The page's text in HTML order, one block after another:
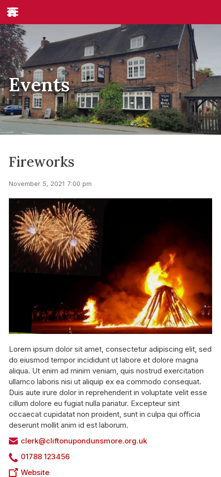
Events
Fireworks
November 5, 2021 7:00 pm
Lorem ipsum dolor sit amet, consectetur adipiscing elit, sed
do eiusmod tempor incididunt ut labore et dolore magna
aliqua. Ut enim ad minim veniam, quis nostrud exercitation
ullamco laboris nisi ut aliquip ex ea commodo consequat.
Duis aute irure dolor in reprehenderit in voluptate velit esse
cillum dolore eu fugiat nulla pariatur. Excepteur sint
occaecat cupidatat non proident, sunt in culpa qui officia
deserunt mollit anim id est laborum.
clerk@cliftonupondunsmore.org.uk
01788 123456
Website